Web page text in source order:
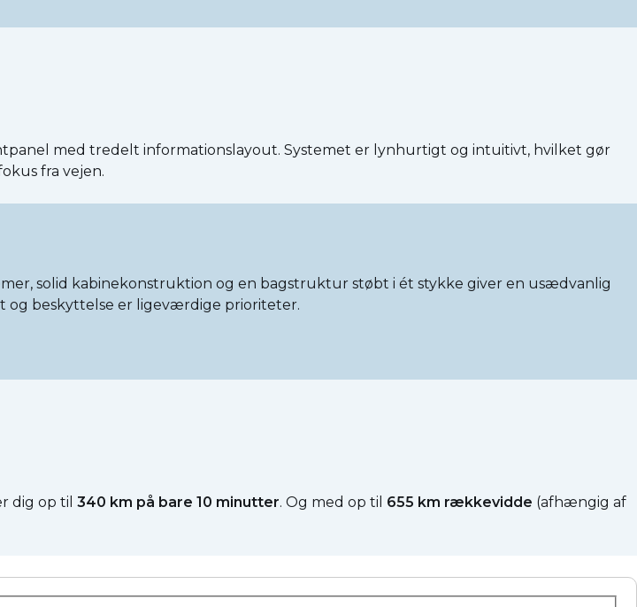
med tredelt informationslayout. Systemet er lynhurtigt og intuitivt, hvilket gør
fra vejen.
solid kabinekonstruktion og en bagstruktur støbt i ét stykke giver en usædvanlig
og beskyttelse er ligeværdige prioriteter.
dig op til 340 km på bare 10 minutter. Og med op til 655 km rækkevidde (afhængig af